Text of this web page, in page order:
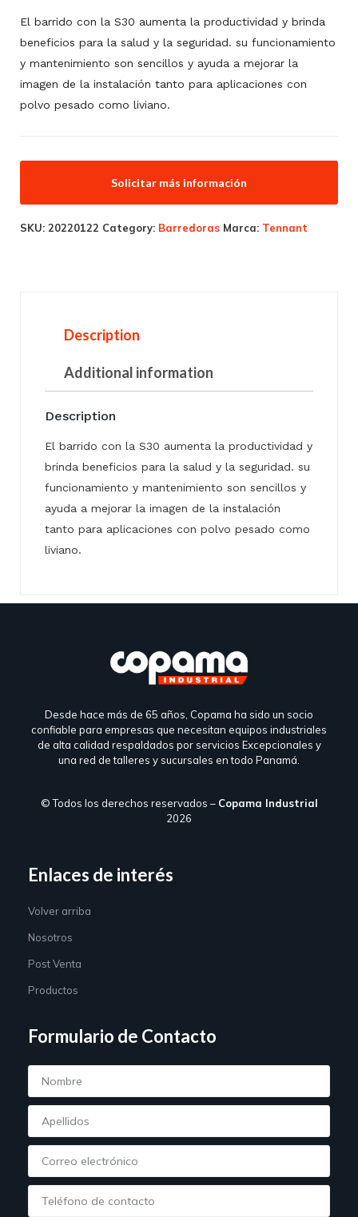
El barrido con la S30 aumenta la productividad y brinda
beneficios para la salud y la seguridad. su funcionamiento
y mantenimiento son sencillos y ayuda a mejorar la
imagen de la instalación tanto para aplicaciones con
polvo pesado como liviano.
Solicitar más información
SKU: 20220122 Category: Barredoras Marca: Tennant
Description
Additional information
Description
El barrido con la S30 aumenta la productividad y
brinda beneficios para la salud y la seguridad. su
funcionamiento y mantenimiento son sencillos y
ayuda a mejorar la imagen de la instalación
tanto para aplicaciones con polvo pesado como
liviano.
Desde hace más de 65 años, Copama ha sido un socio
confiable para empresas que necesitan equipos industriales
de alta calidad respaldados por servicios Excepcionales y
una red de talleres y sucursales en todo Panamá.
© Todos los derechos reservados – Copama Industrial
2026
Enlaces de interés
Volver arriba
Nosotros
Post Venta
Productos
Formulario de Contacto